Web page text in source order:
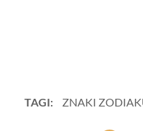
TAGI: ZNAKI